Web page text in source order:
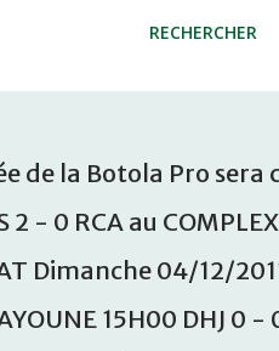
RECHERCHER
de la Botola Pro sera
- 0 RCA au
Dimanche 04/12/
15H00 DHJ 0 -